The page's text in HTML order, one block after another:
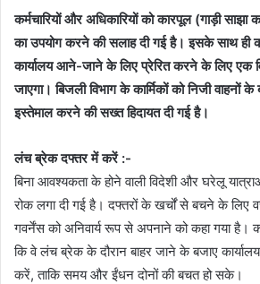
कर्मचारियों और अधिकारियों को कारपूल (गाड़ी साझा
का उपयोग करने की सलाह दी गई है। इसके साथ ही
कार्यालय आने-जाने के लिए प्रेरित करने के लिए एक
जाएगा। बिजली विभाग के कार्मिकों को निजी वाहनों के
इस्तेमाल करने की सख्त हिदायत दी गई है।
लंच ब्रेक दफ्तर में करें :-
बिना आवश्यकता के होने वाली विदेशी और घरेलू
रोक लगा दी गई है। दफ्तरों के खर्चों से बचने के लिए
गवर्नेंस को अनिवार्य रूप से अपनाने को कहा गया है।
कि वे लंच ब्रेक के दौरान बाहर जाने के बजाए
करें, ताकि समय और ईंधन दोनों की बचत हो सके।